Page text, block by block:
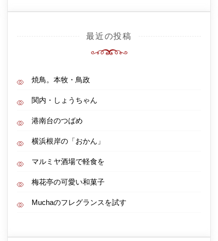
最近の投稿
焼鳥。本牧・鳥政
関内・しょうちゃん
港南台のつばめ
横浜根岸の「おかん」
マルミヤ酒場で軽食を
梅花亭の可愛い和菓子
Muchaのフレグランスを試す